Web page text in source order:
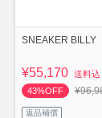
SNEAKER BILLY
¥55,170 送料込
43%OFF
返品補償